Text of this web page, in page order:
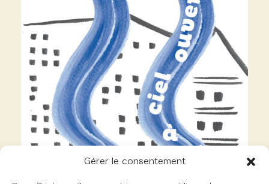
Gérer le consentement